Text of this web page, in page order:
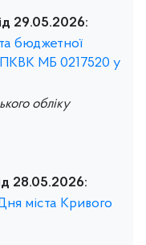
29.05.2026:
бюджетної
МБ 0217520 у
обліку
28.05.2026:
міста Кривого